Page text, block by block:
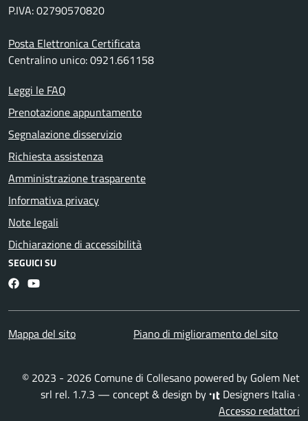
P.IVA: 02790570820
Posta Elettronica Certificata
Centralino unico: 0921.661158
Leggi le FAQ
Prenotazione appuntamento
Segnalazione disservizio
Richiesta assistenza
Amministrazione trasparente
Informativa privacy
Note legali
Dichiarazione di accessibilità
SEGUICI SU
FacebookYouTube
Mappa del sito Piano di miglioramento del sito
© 2023 - 2026 Comune di Collesano powered by Golem Net
srl rel. 1.7.3 — concept & design by Designers Italia ·
Accesso redattori